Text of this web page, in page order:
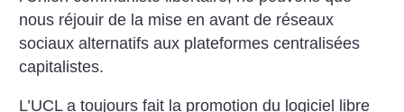
nous réjouir de la mise en avant de réseaux
sociaux alternatifs aux plateformes centralisées
capitalistes.
L’UCL a toujours fait la promotion du logiciel libre